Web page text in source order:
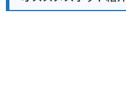
適なエリア
ポットを巡